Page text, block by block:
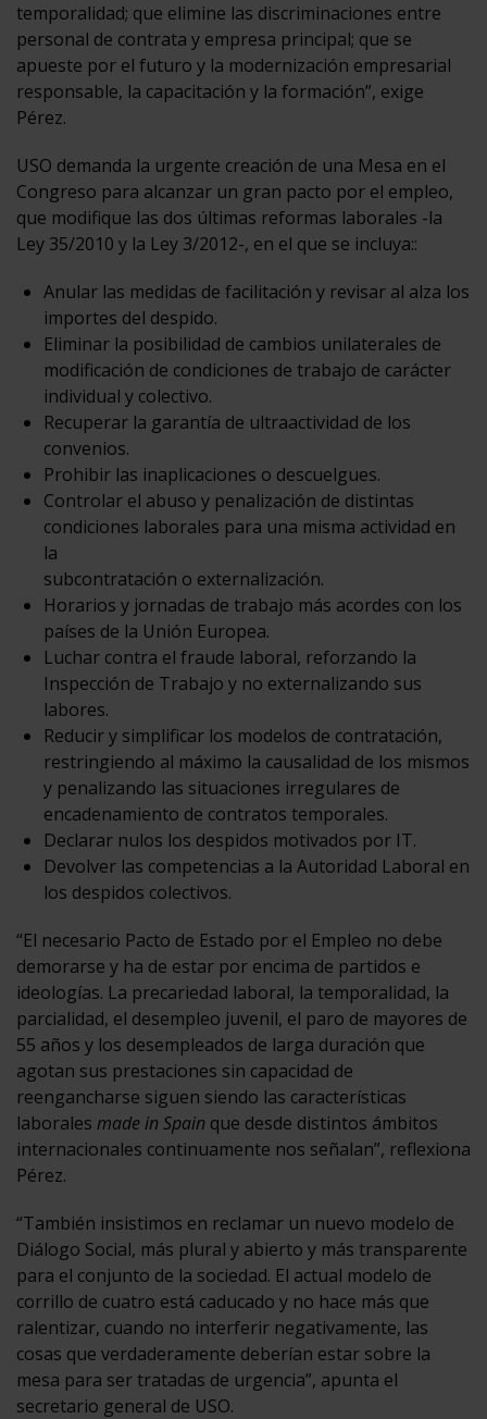
temporalidad; que elimine las discriminaciones entre
personal de contrata y empresa principal; que se
apueste por el futuro y la modernización empresarial
responsable, la capacitación y la formación”, exige
Pérez.
USO demanda la urgente creación de una Mesa en el
Congreso para alcanzar un gran pacto por el empleo,
que modifique las dos últimas reformas laborales -la
Ley 35/2010 y la Ley 3/2012-, en el que se incluya::
Anular las medidas de facilitación y revisar al alza los
importes del despido.
Eliminar la posibilidad de cambios unilaterales de
modificación de condiciones de trabajo de carácter
individual y colectivo.
Recuperar la garantía de ultraactividad de los
convenios.
Prohibir las inaplicaciones o descuelgues.
Controlar el abuso y penalización de distintas
condiciones laborales para una misma actividad en
la
subcontratación o externalización.
Horarios y jornadas de trabajo más acordes con los
países de la Unión Europea.
Luchar contra el fraude laboral, reforzando la
Inspección de Trabajo y no externalizando sus
labores.
Reducir y simplificar los modelos de contratación,
restringiendo al máximo la causalidad de los mismos
y penalizando las situaciones irregulares de
encadenamiento de contratos temporales.
Declarar nulos los despidos motivados por IT.
Devolver las competencias a la Autoridad Laboral en
los despidos colectivos.
“El necesario Pacto de Estado por el Empleo no debe
demorarse y ha de estar por encima de partidos e
ideologías. La precariedad laboral, la temporalidad, la
parcialidad, el desempleo juvenil, el paro de mayores de
55 años y los desempleados de larga duración que
agotan sus prestaciones sin capacidad de
reengancharse siguen siendo las características
laborales made in Spain que desde distintos ámbitos
internacionales continuamente nos señalan”, reflexiona
Pérez.
“También insistimos en reclamar un nuevo modelo de
Diálogo Social, más plural y abierto y más transparente
para el conjunto de la sociedad. El actual modelo de
corrillo de cuatro está caducado y no hace más que
ralentizar, cuando no interferir negativamente, las
cosas que verdaderamente deberían estar sobre la
mesa para ser tratadas de urgencia”, apunta el
secretario general de USO.